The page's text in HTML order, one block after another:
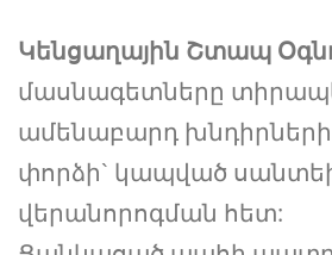
Կենցաղային Շտապ
մասնագետները
ամենաբարդ խնդիրների
փորձի` կապված
վերանորոգման հետ: